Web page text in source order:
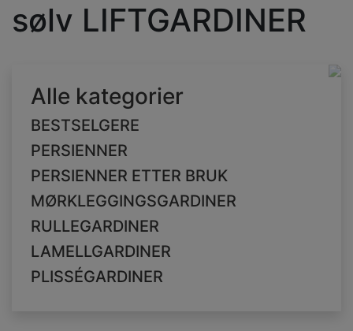
sølv LIFTGARDINER
Alle kategorier
BESTSELGERE
PERSIENNER
PERSIENNER ETTER BRUK
MØRKLEGGINGSGARDINER
RULLEGARDINER
LAMELLGARDINER
PLISSÉGARDINER